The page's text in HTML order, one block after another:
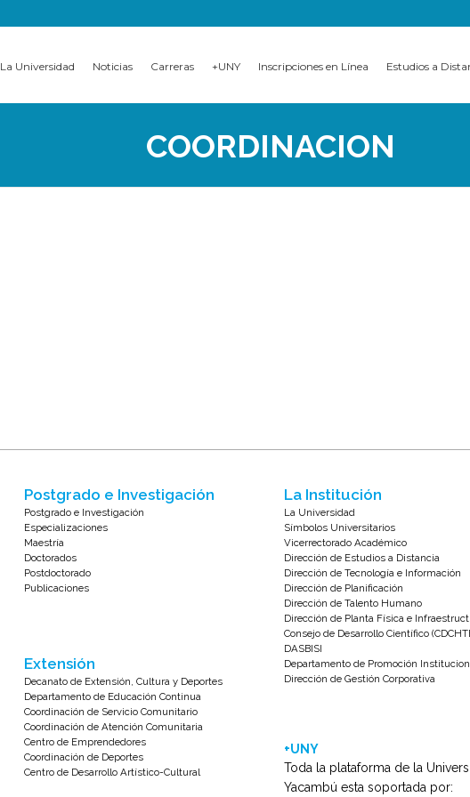
La Universidad Noticias Carreras +UNY Inscripciones en Línea Estudios a
COORDINACION
Postgrado e Investigación
Postgrado e Investigación
Especializaciones
Maestría
Doctorados
Postdoctorado
Publicaciones
Extensión
Decanato de Extensión, Cultura y Deportes
Departamento de Educación Continua
Coordinación de Servicio Comunitario
Coordinación de Atención Comunitaria
Centro de Emprendedores
Coordinación de Deportes
Centro de Desarrollo Artístico-Cultural
La Institución
La Universidad
Símbolos Universitarios
Vicerrectorado Académico
Dirección de Estudios a Distancia
Dirección de Tecnología e Información
Dirección de Planificación
Dirección de Talento Humano
Dirección de Planta Física e
Consejo de Desarrollo Científico
DASBISI
Departamento de Promoción
Dirección de Gestión Corporativa
+UNY
Toda la plataforma de la
Yacambú esta soportada por: